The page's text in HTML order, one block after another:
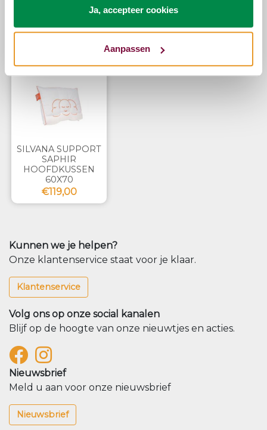
Ja, accepteer cookies
Aanpassen
Zojuist bekeken
SILVANA SUPPORT
SAPHIR
HOOFDKUSSEN
60X70
€119,00
Kunnen we je helpen?
Onze klantenservice staat voor je klaar.
Klantenservice
Volg ons op onze social kanalen
Blijf op de hoogte van onze nieuwtjes en acties.
Nieuwsbrief
Meld u aan voor onze nieuwsbrief
Nieuwsbrief